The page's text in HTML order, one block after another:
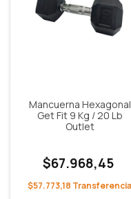
Mancuerna Hexagonal
Get Fit 9 Kg / 20 Lb
Outlet
$67.968,45
$57.773,18